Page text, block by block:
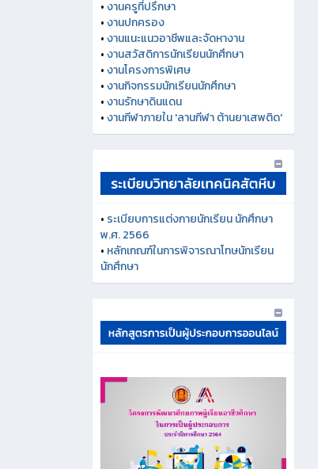
•งานครูที่ปรึกษา
•งานปกครอง
•งานแนะแนวอาชีพและจัดหางาน
•งานสวัสดิการนักเรียนนักศึกษา
•งานโครงการพิเศษ
•งานกิจกรรมนักเรียนนักศึกษา
•งานรักษาดินแดน
•งานกีฬาภายใน 'ลานกีฬา ต้านยาเสพติด'
• ระเบียบการแต่งกายนักเรียน นักศึกษา
พ.ศ. 2566
• หลักเกณฑ์ในการพิจารณาโทษนักเรียน
นักศึกษา